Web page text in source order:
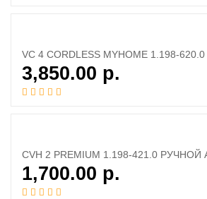
3,850.00 р.
1,700.00 р.